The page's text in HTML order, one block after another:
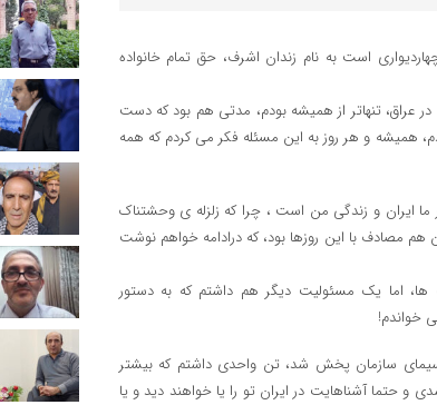
است به نام زندان اشرف، حق تمام خانواده
عراق، تنهاتر از همیشه بودم، مدتی هم بود که دست
همیشه و هر روز به این مسئله فکر می کردم که همه
کشور ما ایران و زندگی من است ، چرا که زلزله ی وحشتناک
هم مصادف با این روزها بود، که درادامه خواهم نوشت
اما یک مسئولیت دیگر هم داشتم که به دستور
خواندم!
سیمای سازمان پخش شد، تن واحدی داشتم که بیشتر
و حتما آشناهایت در ایران تو را یا خواهند دید و یا